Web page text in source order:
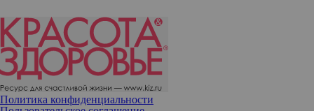
Политика конфиденциальности